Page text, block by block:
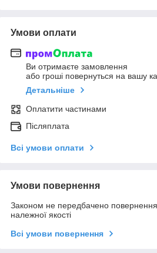
Умови оплати
Ви отримаєте замовлення
або гроші повернуться на вашу
Детальніше
Оплатити частинами
Післяплата
Всі умови оплати
Умови повернення
Законом не передбачено
належної якості
Всі умови повернення